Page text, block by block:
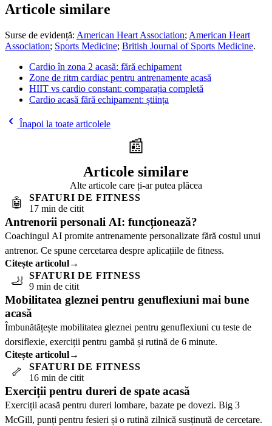
Articole similare
Surse de evidență: American Heart Association; American Heart
Association; Sports Medicine; British Journal of Sports Medicine.
Cardio în zona 2 acasă: fără echipament
Zone de ritm cardiac pentru antrenamente acasă
HIIT vs cardio constant: comparația completă
Cardio acasă fără echipament: știința
Înapoi la toate articolele
📰
Articole similare
Alte articole care ți-ar putea plăcea
🤖
SFATURI DE FITNESS
17 min de citit
Antrenorii personali AI: funcționează?
Coachingul AI promite antrenamente personalizate fără costul unui
antrenor. Ce spune cercetarea despre aplicațiile de fitness.
Citește articolul→
🦶
SFATURI DE FITNESS
9 min de citit
Mobilitatea gleznei pentru genuflexiuni mai bune
acasă
Îmbunătățește mobilitatea gleznei pentru genuflexiuni cu teste de
dorsiflexie, exerciții pentru gambă și rutină de 6 minute.
Citește articolul→
🦴
SFATURI DE FITNESS
16 min de citit
Exerciții pentru dureri de spate acasă
Exerciții acasă pentru dureri lombare, bazate pe dovezi. Big 3
McGill, punți pentru fesieri și o rutină zilnică susținută de cercetare.